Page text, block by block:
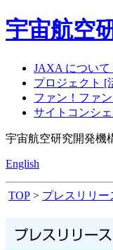
宇宙航空
JAXA につい
プロジェクト [
ファン！ファ
サイトコンシ
宇宙航空研究開発機
English
TOP > プレスリリー